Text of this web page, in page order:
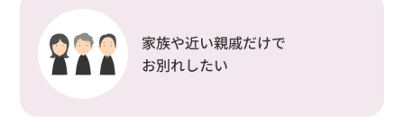
家族や近い親戚だけで
お別れしたい